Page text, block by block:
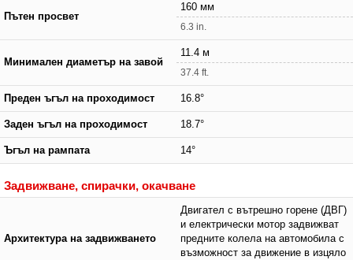
Пътен просвет
160 мм
6.3 in.
Минимален диаметър на завой
11.4 м
37.4 ft.
Преден ъгъл на проходимост 16.8°
Заден ъгъл на проходимост 18.7°
Ъгъл на рампата 14°
Задвижване, спирачки, окачване
Архитектура на задвижването
Двигател с вътрешно горене (ДВГ)
и електрически мотор задвижват
предните колела на автомобила с
възможност за движение в изцяло